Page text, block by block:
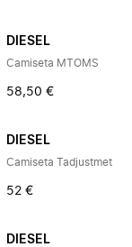
DIESEL
Camiseta MTOMS
58,50 €
DIESEL
Camiseta Tadjustmet
52 €
DIESEL